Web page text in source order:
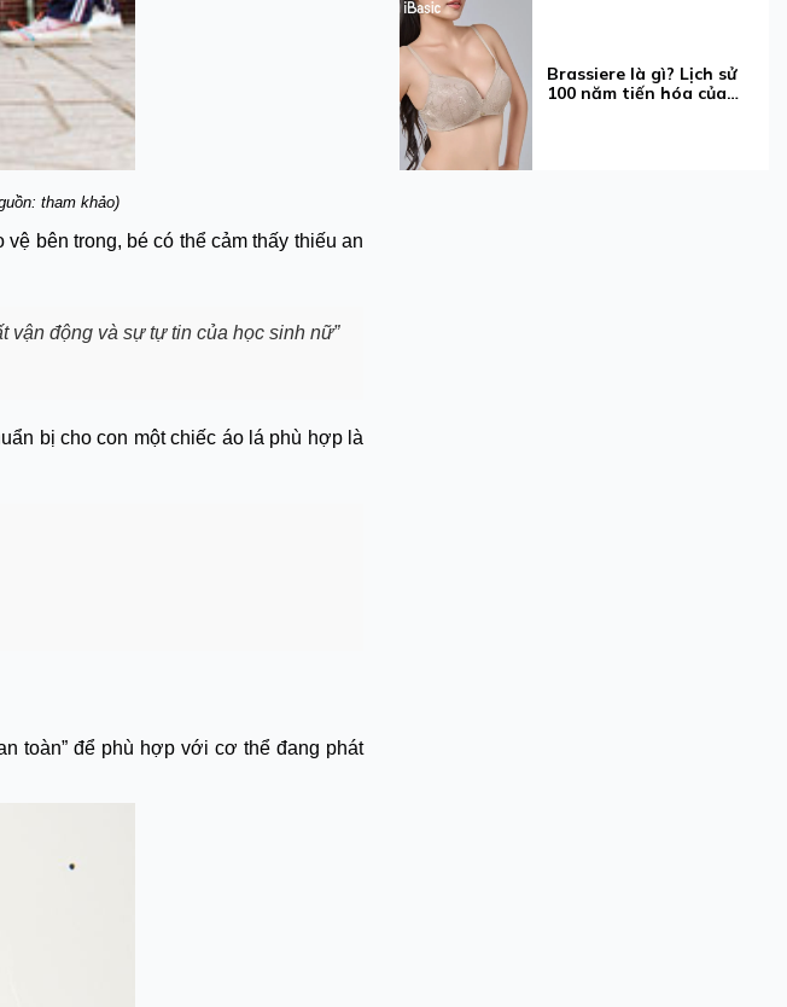
tham khảo)
bên trong, bé có thể cảm thấy thiếu an
vận động và sự tự tin của học sinh nữ”
bị cho con một chiếc áo lá phù hợp là
toàn” để phù hợp với cơ thể đang phát
Brassiere là gì? Lịch sử
100 năm tiến hóa của